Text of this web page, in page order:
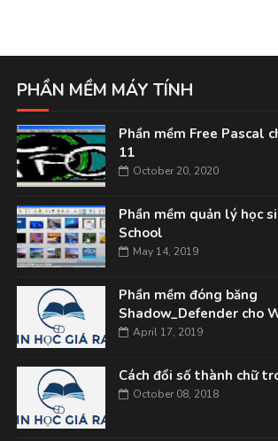
PHẦN MỀM MÁY TÍNH
Phần mềm Free Pascal
11
October 20, 2020
Phần mềm quản lý học
School
May 14, 2019
Phần mềm đóng băng
Shadow_Defender cho
April 17, 2019
Cách đổi số thành chữ
October 08, 2018